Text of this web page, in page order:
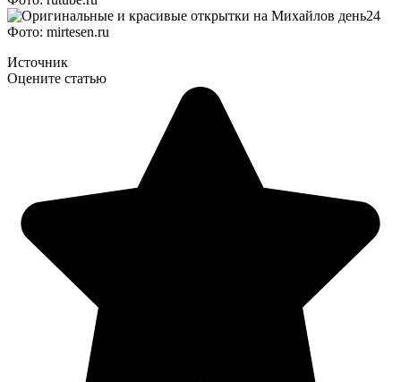
Фото: mirtesen.ru
Источник
Оцените статью